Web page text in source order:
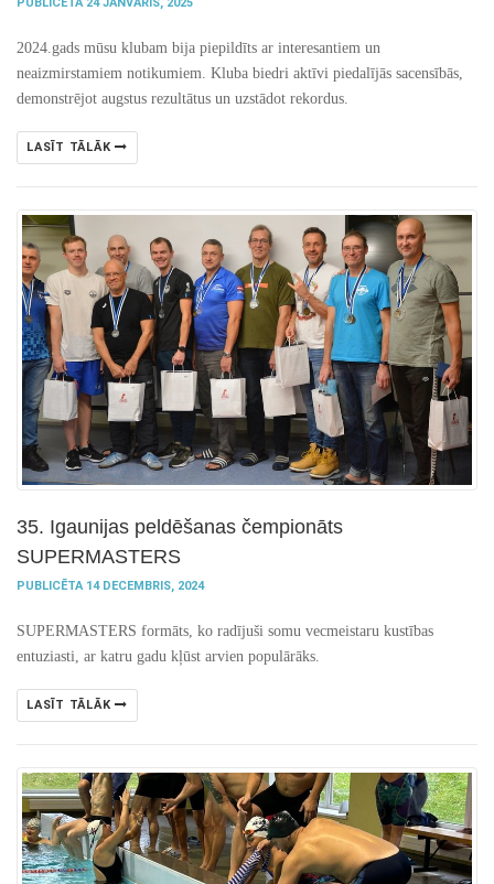
2024.gads mūsu klubam bija piepildīts ar interesantiem un
neaizmirstamiem notikumiem. Kluba biedri aktīvi piedalījās sacensībās,
demonstrējot augstus rezultātus un uzstādot rekordus.
LASĪT TĀLĀK
35. Igaunijas peldēšanas čempionāts
SUPERMASTERS
PUBLICĒTA 14 DECEMBRIS, 2024
SUPERMASTERS formāts, ko radījuši somu vecmeistaru kustības
entuziasti, ar katru gadu kļūst arvien populārāks.
LASĪT TĀLĀK